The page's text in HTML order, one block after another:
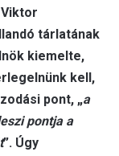
tárlatának
kiemelte,
kell,
pont, „a
pontja a
”. Úgy